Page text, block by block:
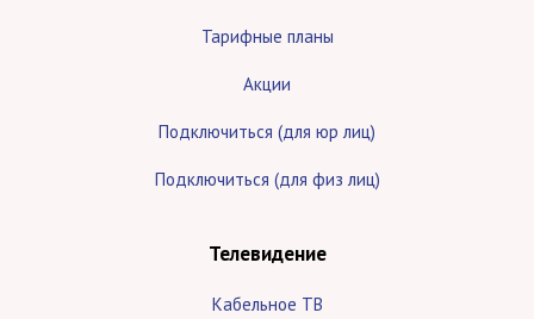
Тарифные планы
Акции
Подключиться (для юр лиц)
Подключиться (для физ лиц)
Телевидение
Кабельное ТВ